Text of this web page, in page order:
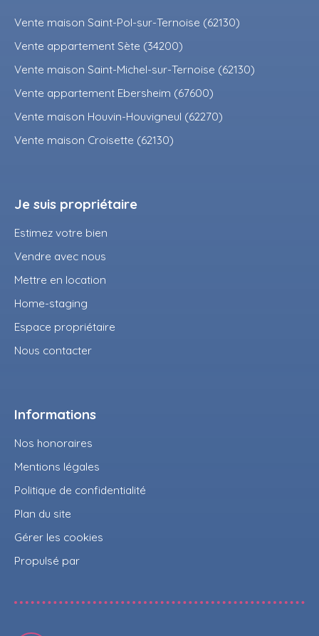
Vente maison Saint-Pol-sur-Ternoise (62130)
Vente appartement Sète (34200)
Vente maison Saint-Michel-sur-Ternoise (62130)
Vente appartement Ebersheim (67600)
Vente maison Houvin-Houvigneul (62270)
Vente maison Croisette (62130)
Je suis propriétaire
Estimez votre bien
Vendre avec nous
Mettre en location
Home-staging
Espace propriétaire
Nous contacter
Informations
Nos honoraires
Mentions légales
Politique de confidentialité
Plan du site
Gérer les cookies
Propulsé par